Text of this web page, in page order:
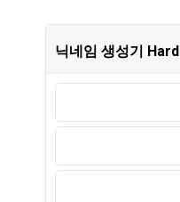
닉네임 생성기 Hard